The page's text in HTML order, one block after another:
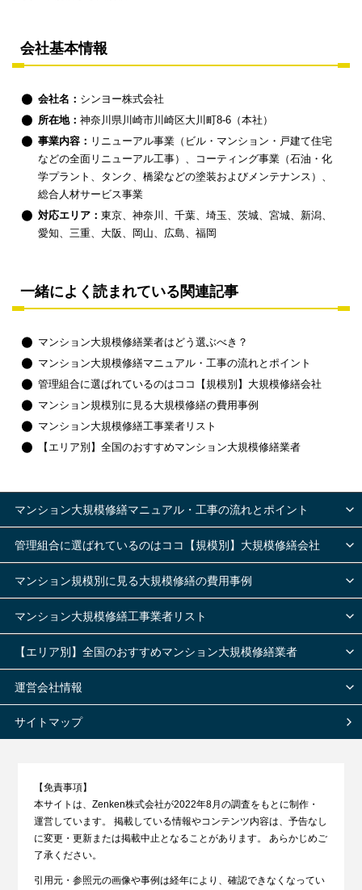
会社基本情報
会社名： シンヨー株式会社
所在地： 神奈川県川崎市川崎区大川町8-6（本社）
事業内容： リニューアル事業（ビル・マンション・戸建て住宅
などの全面リニューアル工事）、コーティング事業（石油・化
学プラント、タンク、橋梁などの塗装およびメンテナンス）、
総合人材サービス事業
対応エリア： 東京、神奈川、千葉、埼玉、茨城、宮城、新潟、
愛知、三重、大阪、岡山、広島、福岡
一緒によく読まれている関連記事
マンション大規模修繕業者はどう選ぶべき？
マンション大規模修繕マニュアル・工事の流れとポイント
管理組合に選ばれているのはココ【規模別】大規模修繕会社
マンション規模別に見る大規模修繕の費用事例
マンション大規模修繕工事業者リスト
【エリア別】全国のおすすめマンション大規模修繕業者
マンション大規模修繕マニュアル・工事の流れとポイント
管理組合に選ばれているのはココ【規模別】大規模修繕会社
マンション規模別に見る大規模修繕の費用事例
マンション大規模修繕工事業者リスト
【エリア別】全国のおすすめマンション大規模修繕業者
運営会社情報
サイトマップ
【免責事項】
本サイトは、Zenken株式会社が2022年8月の調査をもとに制作・
運営しています。 掲載している情報やコンテンツ内容は、予告なし
に変更・更新または掲載中止となることがあります。 あらかじめご
了承ください。
引用元・参照元の画像や事例は経年により、確認できなくなってい